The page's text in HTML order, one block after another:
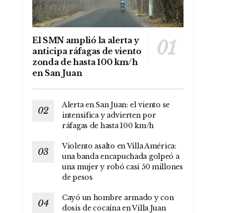
El SMN amplió la alerta y
anticipa ráfagas de viento
zonda de hasta 100 km/h
en San Juan
Alerta en San Juan: el viento se
intensifica y advierten por
ráfagas de hasta 100 km/h
Violento asalto en Villa América:
una banda encapuchada golpeó a
una mujer y robó casi 50 millones
de pesos
Cayó un hombre armado y con
dosis de cocaína en Villa Juan